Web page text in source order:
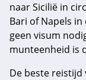
naar Sicilië in
Bari of Napels
geen visum
munteenheid is
De beste